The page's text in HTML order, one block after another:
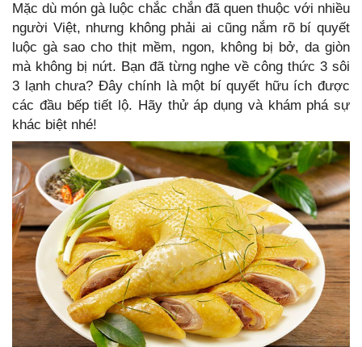
Mặc dù món gà luộc chắc chắn đã quen thuộc với nhiều
người Việt, nhưng không phải ai cũng nắm rõ bí quyết
luộc gà sao cho thịt mềm, ngon, không bị bở, da giòn
mà không bị nứt. Bạn đã từng nghe về công thức 3 sôi
3 lạnh chưa? Đây chính là một bí quyết hữu ích được
các đầu bếp tiết lộ. Hãy thử áp dụng và khám phá sự
khác biệt nhé!